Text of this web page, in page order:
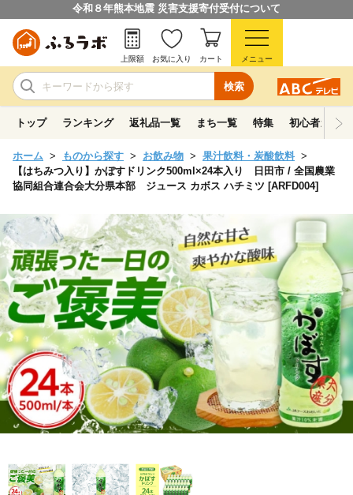
令和８年熊本地震 災害支援寄付受付について
検索
上限額 お気に入り カート メニュー
トップ ランキング 返礼品一覧 まち一覧 特集 初心者ガイド
ホーム ものから探す お飲み物
果汁飲料・炭酸飲料
【はちみつ入り】かぼすドリンク500ml×24本入り 日田市 / 全国農業
協同組合連合会大分県本部 ジュース カボス ハチミツ [ARFD004]